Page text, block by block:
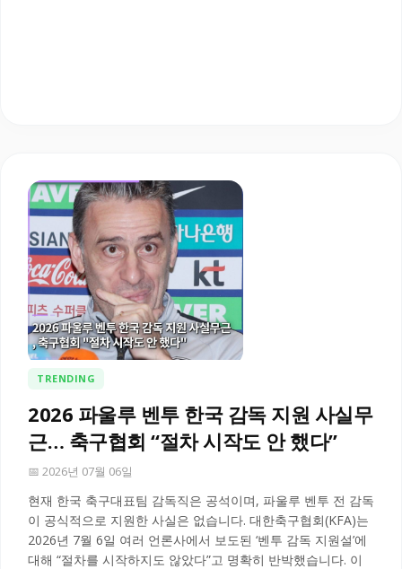
TRENDING
2026 파울루 벤투 한국 감독 지원 사실무
근… 축구협회 “절차 시작도 안 했다”
📅 2026년 07월 06일
현재 한국 축구대표팀 감독직은 공석이며, 파울루 벤투 전 감독
이 공식적으로 지원한 사실은 없습니다. 대한축구협회(KFA)는
2026년 7월 6일 여러 언론사에서 보도된 ‘벤투 감독 지원설’에
대해 “절차를 시작하지도 않았다”고 명확히 반박했습니다. 이